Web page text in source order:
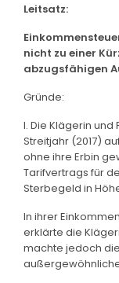
Leitsatz:
nicht zu einer
abzugsfähigen
Gründe:
I. Die Klägerin
Streitjahr (2017)
ohne ihre Erbin
Tarifvertrags für
Sterbegeld in
In ihrer
erklärte die
machte jedoch